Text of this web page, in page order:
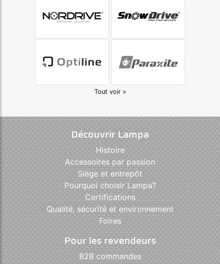
Tout voir »
Découvrir Lampa
Histoire
Accessoires par passion
Siège et entrepôt
Pourquoi choisir Lampa?
Certifications
Qualité, sécurité et environnement
Foires
Pour les revendeurs
B2B commandes